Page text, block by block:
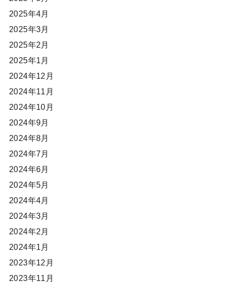
2025年4月
2025年3月
2025年2月
2025年1月
2024年12月
2024年11月
2024年10月
2024年9月
2024年8月
2024年7月
2024年6月
2024年5月
2024年4月
2024年3月
2024年2月
2024年1月
2023年12月
2023年11月